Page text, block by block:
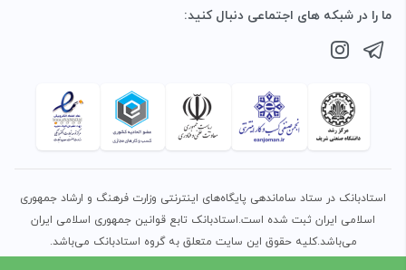
ما را در شبکه های اجتماعی دنبال کنید:
استادبانک در ستاد ساماندهی پایگاه‌های اینترنتی وزارت فرهنگ و ارشاد جمهوری
اسلامی ایران ثبت شده است.استادبانک تابع قوانین جمهوری اسلامی ایران
می‌باشد.کلیه حقوق این سایت متعلق به گروه استادبانک می‌باشد.